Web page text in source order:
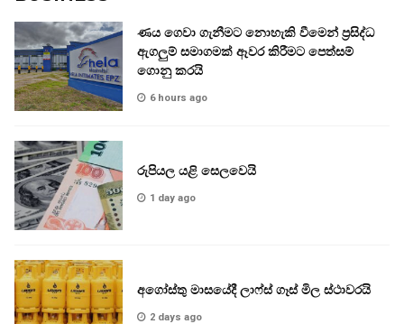
ණය ගෙවා ගැනීමට නොහැකි වීමෙන් ප්‍රසිද්ධ
ඇගලුම් සමාගමක් ඈවර කිරීමට පෙත්සම්
ගොනු කරයි
6 hours ago
රුපියල යළි සෙලවෙයි
1 day ago
අගෝස්තු මාසයේදී ලාෆ්ස් ගෑස් මිල ස්ථාවරයි
2 days ago